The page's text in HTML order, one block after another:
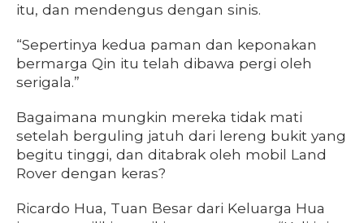
itu, dan mendengus dengan sinis.
“Sepertinya kedua paman dan keponakan
bermarga Qin itu telah dibawa pergi oleh
serigala.”
Bagaimana mungkin mereka tidak mati
setelah berguling jatuh dari lereng bukit yang
begitu tinggi, dan ditabrak oleh mobil Land
Rover dengan keras?
Ricardo Hua, Tuan Besar dari Keluarga Hua